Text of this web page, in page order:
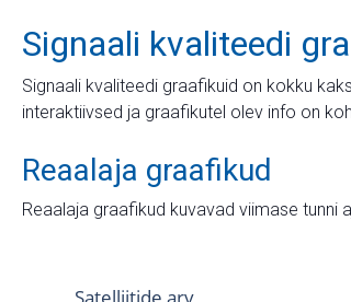
Signaali kvaliteedi
Signaali kvaliteedi graafikuid on kokku
interaktiivsed ja graafikutel olev info on
Reaalaja graafikud
Reaalaja graafikud kuvavad viimase tunni